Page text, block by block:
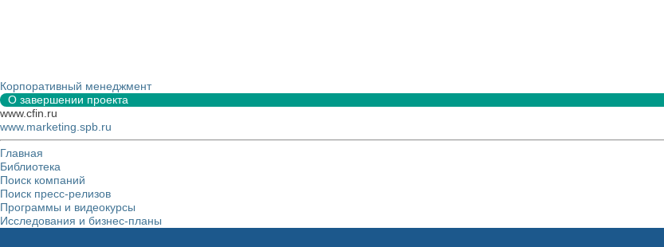
Корпоративный менеджмент
О завершении проекта
www.cfin.ru
www.marketing.spb.ru
Главная
Библиотека
Поиск компаний
Поиск пресс-релизов
Программы и видеокурсы
Исследования и бизнес-планы